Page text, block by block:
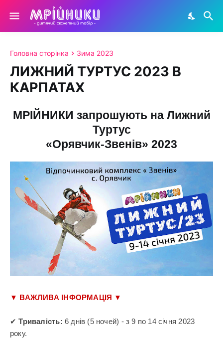
Головна сторінка Зима 2023
ЛИЖНИЙ ТУРТУС 2023 В
КАРПАТАХ
МРІЙНИКИ запрошують на Лижний
Туртус
«Орявчик-Звенів» 2023
▼ ВАЖЛИВА ІНФОРМАЦІЯ ▼
✔ Тривалість: 6 днів (5 ночей) - з 9 по 14 січня 2023
року.